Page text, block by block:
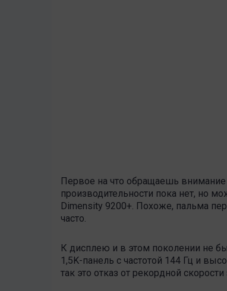
Первое на что обращаешь внимание
производительности пока нет, но
Dimensity 9200+. Похоже, пальма
часто.
К дисплею и в этом поколении не
1,5K-панель с частотой 144 Гц и
так это отказ от рекордной